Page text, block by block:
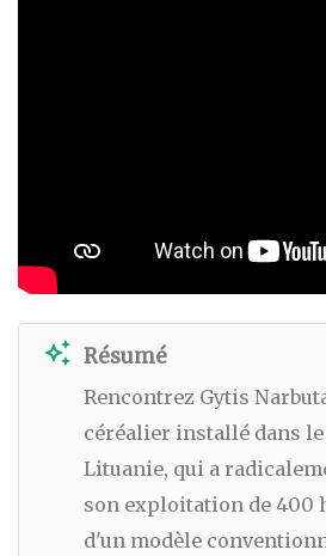
auto_awesome Résumé
Rencontrez Gytis
céréalier installé dans
Lituanie, qui a
son exploitation de 400
d'un modèle